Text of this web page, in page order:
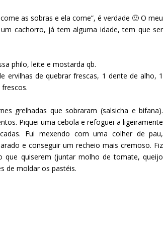
as sobras e ela come”, é verdade 🙂 O meu
cachorro, já tem alguma idade, tem que ser
philo, leite e mostarda qb.
ervilhas de quebrar frescas, 1 dente de alho, 1
grelhadas que sobraram (salsicha e bifana).
Piquei uma cebola e refoguei-a ligeiramente
Fui mexendo com uma colher de pau,
e conseguir um recheio mais cremoso. Fiz
quiserem (juntar molho de tomate, queijo
de moldar os pastéis.